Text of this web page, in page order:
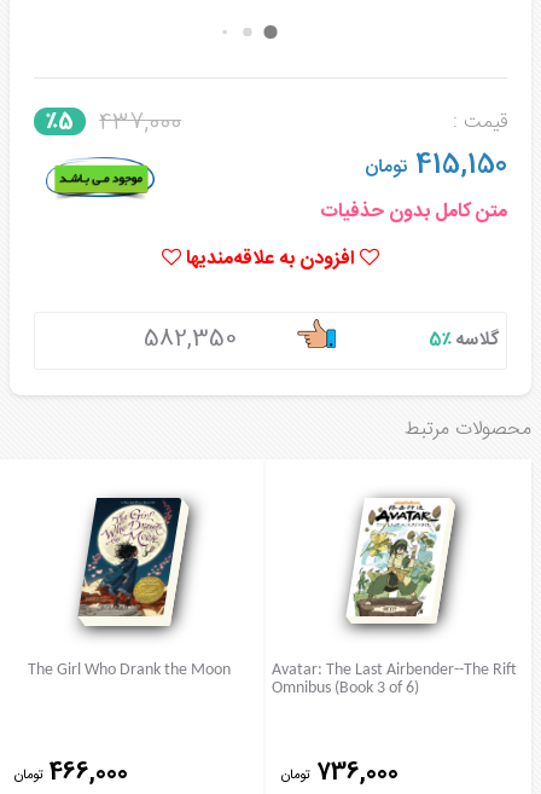
قیمت : 437,000 ٪5
415,150 تومان
متن کامل بدون حذفیات
افزودن به علاقه‌مندیها
گلاسه٪5 582,350
محصولات مرتبط
Avatar: The Last Airbender--The Rift
Omnibus (Book 3 of 6)
736,000 تومان
The Girl Who Drank the Moon
466,000 تومان